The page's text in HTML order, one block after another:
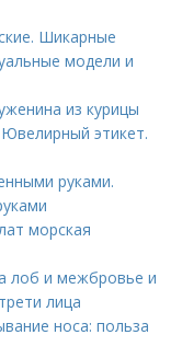
Шикарные
модели и
из курицы
этикет.
руками.
морская
лоб и межбровье и
лица
носа: польза